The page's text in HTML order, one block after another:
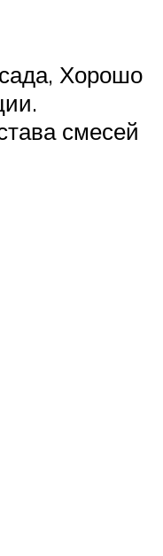
Хорошо
смесей